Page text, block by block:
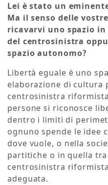
Lei è stato un
Ma il senso delle
ricavarvi uno spazio
del centrosinistra
spazio autonomo?
Libertà eguale è uno
elaborazione di cultura
centrosinistra
persone si riconosce
dentro i limiti di
ognuno spende le idee
dove vuole, o nella
partitiche o in quella
centrosinistra
adeguata.